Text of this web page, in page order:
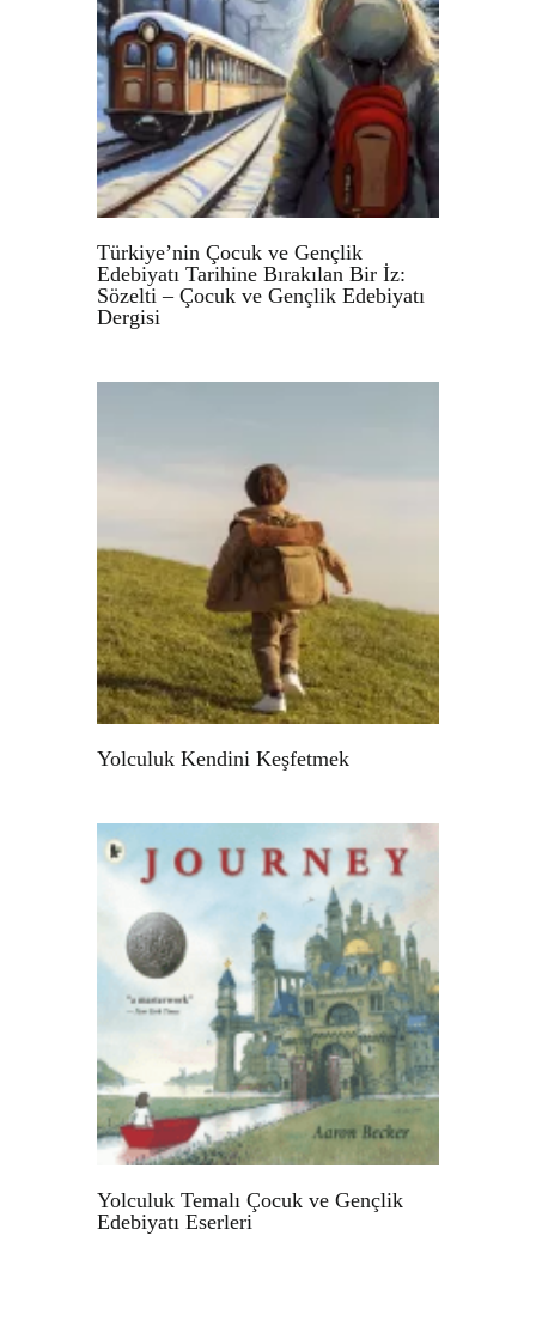
Türkiye’nin Çocuk ve Gençlik
Edebiyatı Tarihine Bırakılan Bir İz:
Sözelti – Çocuk ve Gençlik Edebiyatı
Dergisi
Yolculuk Kendini Keşfetmek
Yolculuk Temalı Çocuk ve Gençlik
Edebiyatı Eserleri